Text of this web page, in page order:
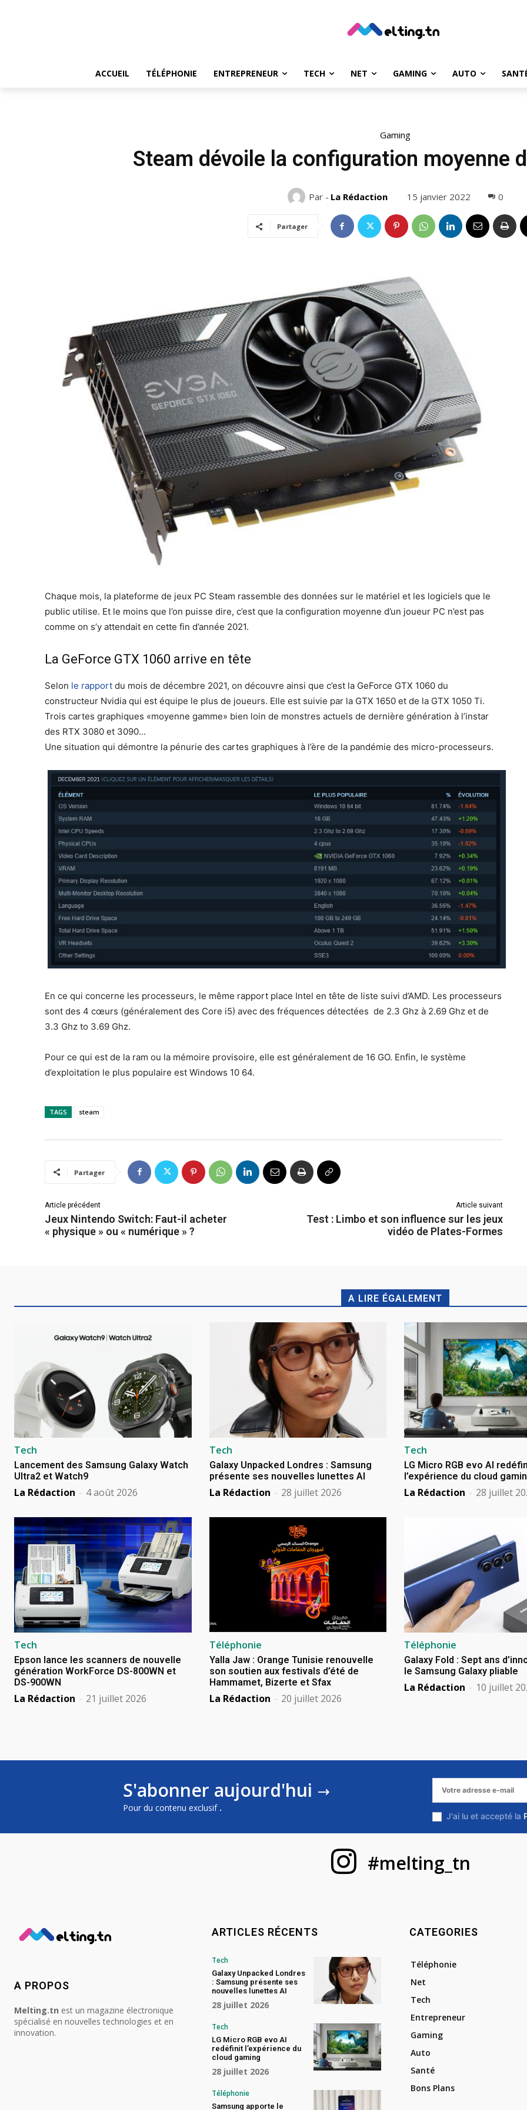
ACCUEIL TÉLÉPHONIE ENTREPRENEUR TECH NET GAMING AUTO
Gaming
Steam dévoile la configuration moyenne
Par - La Rédaction 15 janvier 2022 0
Partager
Chaque mois, la plateforme de jeux PC Steam rassemble des données sur le matériel et les logiciels que le
public utilise. Et le moins que l’on puisse dire, c’est que la configuration moyenne d’un joueur PC n’est pas
comme on s’y attendait en cette fin d’année 2021.
La GeForce GTX 1060 arrive en tête
Selon le rapport du mois de décembre 2021, on découvre ainsi que c’est la GeForce GTX 1060 du
constructeur Nvidia qui est équipe le plus de joueurs. Elle est suivie par la GTX 1650 et de la GTX 1050 Ti.
Trois cartes graphiques «moyenne gamme» bien loin de monstres actuels de dernière génération à l’instar
des RTX 3080 et 3090…
Une situation qui démontre la pénurie des cartes graphiques à l’ère de la pandémie des micro-processeurs.
En ce qui concerne les processeurs, le même rapport place Intel en tête de liste suivi d’AMD. Les processeurs
sont des 4 cœurs (généralement des Core i5) avec des fréquences détectées de 2.3 Ghz à 2.69 Ghz et de
3.3 Ghz to 3.69 Ghz.
Pour ce qui est de la ram ou la mémoire provisoire, elle est généralement de 16 GO. Enfin, le système
d’exploitation le plus populaire est Windows 10 64.
TAGS steam
Partager
Article précédent
Jeux Nintendo Switch: Faut-il acheter
« physique » ou « numérique » ?
Article suivant
Test : Limbo et son influence sur les jeux
vidéo de Plates-Formes
A LIRE ÉGALEMENT
Tech
Lancement des Samsung Galaxy Watch
Ultra2 et Watch9
La Rédaction - 4 août 2026
Tech
Galaxy Unpacked Londres : Samsung
présente ses nouvelles lunettes AI
La Rédaction - 28 juillet 2026
Tech
LG Micro RGB evo AI
l’expérience du cloud
La Rédaction - 28 juillet
Tech
Epson lance les scanners de nouvelle
génération WorkForce DS-800WN et
DS-900WN
La Rédaction - 21 juillet 2026
Téléphonie
Yalla Jaw : Orange Tunisie renouvelle
son soutien aux festivals d’été de
Hammamet, Bizerte et Sfax
La Rédaction - 20 juillet 2026
Téléphonie
Galaxy Fold : Sept ans
le Samsung Galaxy pliable
La Rédaction - 10 juillet
S'abonner aujourd'hui
Pour du contenu exclusif .
J'ai lu et accepté la
#melting_tn
A PROPOS
Melting.tn est un magazine électronique
spécialisé en nouvelles technologies et en
innovation.
ARTICLES RÉCENTS
Tech
Galaxy Unpacked Londres
: Samsung présente ses
nouvelles lunettes AI
28 juillet 2026
Tech
LG Micro RGB evo AI
redéfinit l’expérience du
cloud gaming
28 juillet 2026
Téléphonie
Samsung apporte le
CATEGORIES
Téléphonie
Net
Tech
Entrepreneur
Gaming
Auto
Santé
Bons Plans